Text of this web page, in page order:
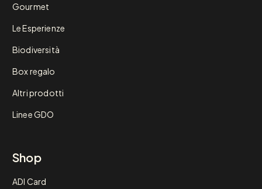
Gourmet
Le Esperienze
Biodiversità
Box regalo
Altri prodotti
Linee GDO
Shop
ADI Card